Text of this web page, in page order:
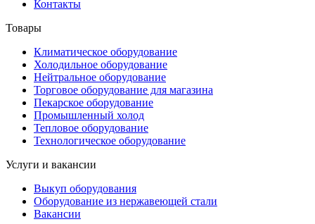
Контакты
Товары
Климатическое оборудование
Холодильное оборудование
Нейтральное оборудование
Торговое оборудование для магазина
Пекарское оборудование
Промышленный холод
Тепловое оборудование
Технологическое оборудование
Услуги и вакансии
Выкуп оборудования
Оборудование из нержавеющей стали
Вакансии